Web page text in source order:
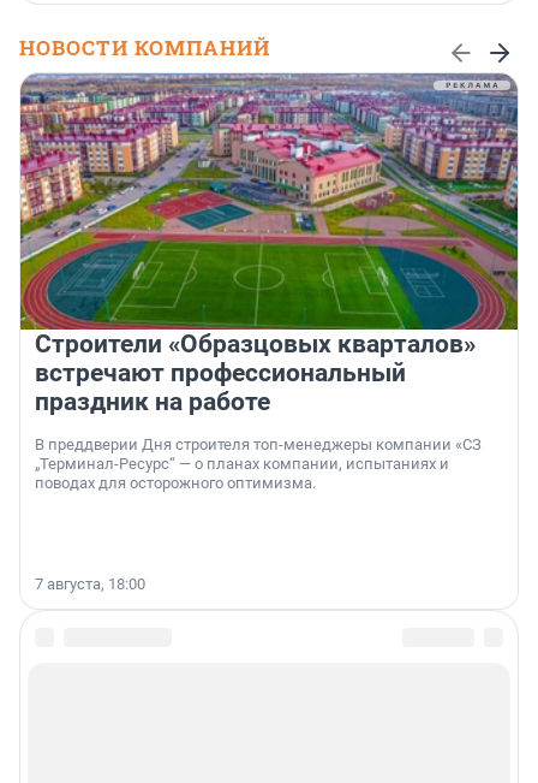
НОВОСТИ КОМПАНИЙ
Строители «Образцовых кварталов»
встречают профессиональный
праздник на работе
В преддверии Дня строителя топ-менеджеры компании «СЗ
„Терминал-Ресурс“ — о планах компании, испытаниях и
поводах для осторожного оптимизма.
7 августа, 18:00